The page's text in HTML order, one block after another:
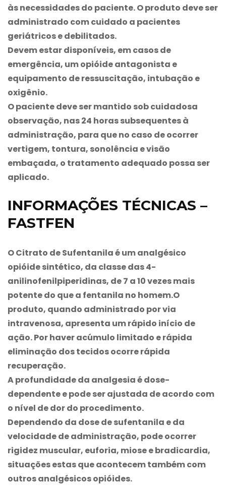
às necessidades do paciente. O produto deve ser
administrado com cuidado a pacientes
geriátricos e debilitados.
Devem estar disponíveis, em casos de
emergência, um opióide antagonista e
equipamento de ressuscitação, intubação e
oxigênio.
O paciente deve ser mantido sob cuidadosa
observação, nas 24 horas subsequentes à
administração, para que no caso de ocorrer
vertigem, tontura, sonolência e visão
embaçada, o tratamento adequado possa ser
aplicado.
INFORMAÇÕES TÉCNICAS –
FASTFEN
O Citrato de Sufentanila é um analgésico
opióide sintético, da classe das 4-
anilinofenilpiperidinas, de 7 a 10 vezes mais
potente do que a fentanila no homem.O
produto, quando administrado por via
intravenosa, apresenta um rápido início de
ação. Por haver acúmulo limitado e rápida
eliminação dos tecidos ocorre rápida
recuperação.
A profundidade da analgesia é dose-
dependente e pode ser ajustada de acordo com
o nível de dor do procedimento.
Dependendo da dose de sufentanila e da
velocidade de administração, pode ocorrer
rigidez muscular, euforia, miose e bradicardia,
situações estas que acontecem também com
outros analgésicos opióides.